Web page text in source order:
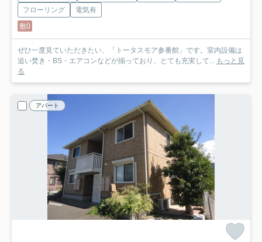
フローリング
電気有
敷0
ぜひ一度見ていただきたい、「トータスモア参番館」です。室内設備は
追い焚き・BS・エアコンなどが揃っており、とても充実して... もっと見
る
アパート